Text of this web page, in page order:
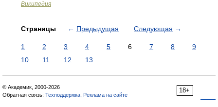
Википедия
Страницы ← Предыдущая Следующая →
1 2 3 4 5 6 7 8
9
10
11 12 13
18+
© Академик, 2000-2026
Обратная связь: Техподдержка Реклама на сайте